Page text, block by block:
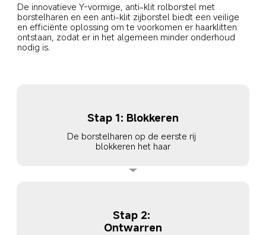
De innovatieve Y-vormige, anti-klit rolborstel met
borstelharen en een anti-klit zijborstel biedt een veilige
en efficiënte oplossing om te voorkomen er haarklitten
ontstaan, zodat er in het algemeen minder onderhoud
nodig is.
Stap 1: Blokkeren
De borstelharen op de eerste rij
blokkeren het haar
Stap 2:
Ontwarren